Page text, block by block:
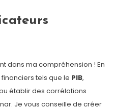
dans ma compréhension ! En
tels que le PIB,
pu établir des corrélations
Je vous conseille de créer